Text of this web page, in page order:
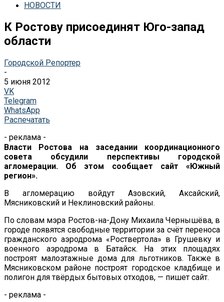
НОВОСТИ
К Ростову присоединят Юго-запад
области
Городской Репортер
-
5 июня 2012
VK
Telegram
WhatsApp
Распечатать
- реклама -
Власти Ростова на заседании координационного
совета обсудили перспективы городской
агломерации. Об этом сообщает сайт «Южный
регион».
В агломерацию войдут Азовский, Аксайский,
Мясниковский и Неклиновский районы.
По словам мэра Ростов-на-Дону Михаила Чернышёва, в
городе появятся свободные территории за счёт переноса
гражданского аэродрома «Роствертола» в Грушевку и
военного аэродрома в Батайск. На этих площадях
построят малоэтажные дома для льготников. Также в
Мясниковском районе построят городское кладбище и
полигон для твёрдых бытовых отходов, — пишет сайт.
- реклама -